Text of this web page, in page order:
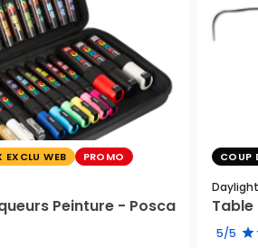
EXCLU WEB PROMO
Peinture - Posca
COUP
Daylight
Table
5/5